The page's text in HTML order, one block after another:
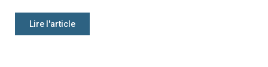
Lire l'article